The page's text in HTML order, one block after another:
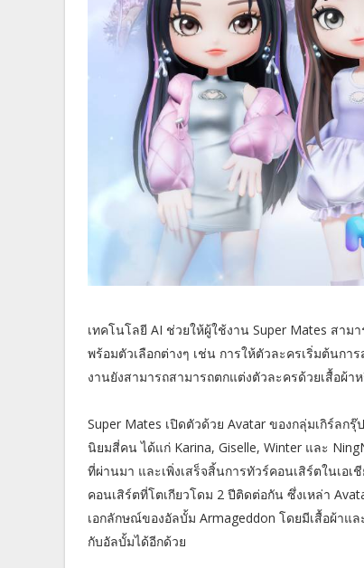
เทคโนโลยี AI ช่วยให้ผู้ใช้งาน Super Mates สา
พร้อมตัวเลือกต่างๆ เช่น การให้ตัวละครเริ่มต้นก
งานยังสามารถสามารถตกแต่งตัวละครด้วยเสื้อผ้า
Super Mates เปิดตัวด้วย Avatar ของกลุ่มเกิร์ลก
นิยมสี่คน ได้แก่ Karina, Giselle, Winter และ
ที่ผ่านมา และเพิ่งเสร็จสิ้นการทัวร์คอนเสิร์ตในเอ
คอนเสิร์ตที่โตเกียวโดม 2 ปีติดต่อกัน ซึ่งเหล่า
เอกลักษณ์ของอัลบั้ม Armageddon โดยมีเสื้อผ้าแ
กับอัลบั้มได้อีกด้วย